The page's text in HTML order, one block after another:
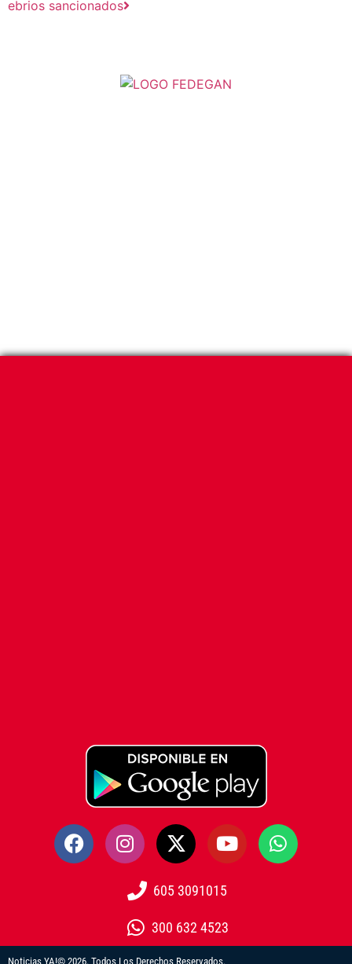
ebrios sancionados
605 3091015
300 632 4523
Noticias YA!© 2026. Todos Los Derechos Reservados.